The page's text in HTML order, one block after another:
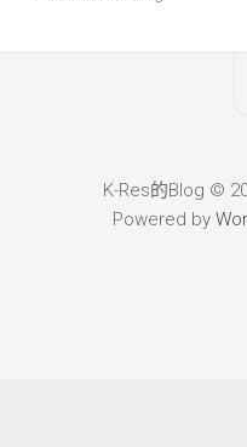
K-Res的Blog ©
Powered by